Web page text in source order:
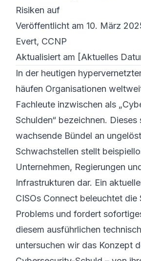
Risiken auf
Veröffentlicht am 10. März
Evert, CCNP
Aktualisiert am [Aktuelles
In der heutigen
häufen Organisationen
Fachleute inzwischen als
Schulden“ bezeichnen. Dieses
wachsende Bündel an
Schwachstellen stellt
Unternehmen, Regierungen
Infrastrukturen dar. Ein
CISOs Connect beleuchtet die
Problems und fordert
diesem ausführlichen
untersuchen wir das Konzept